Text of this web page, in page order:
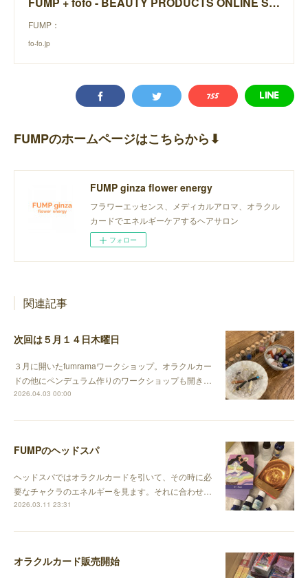
FUMP：
fo-fo.jp
FUMPのホームページはこちらから⬇︎
FUMP ginza flower energy
フラワーエッセンス、メディカルアロマ、オラクル
カードでエネルギーケアするヘアサロン
フォロー
関連記事
次回は５月１４日木曜日
３月に開いたfumramaワークショップ。オラクルカー
ドの他にペンデュラム作りのワークショップも開き…
2026.04.03 00:00
FUMPのヘッドスパ
ヘッドスパではオラクルカードを引いて、その時に必
要なチャクラのエネルギーを見ます。それに合わせ…
2026.03.11 23:31
オラクルカード販売開始